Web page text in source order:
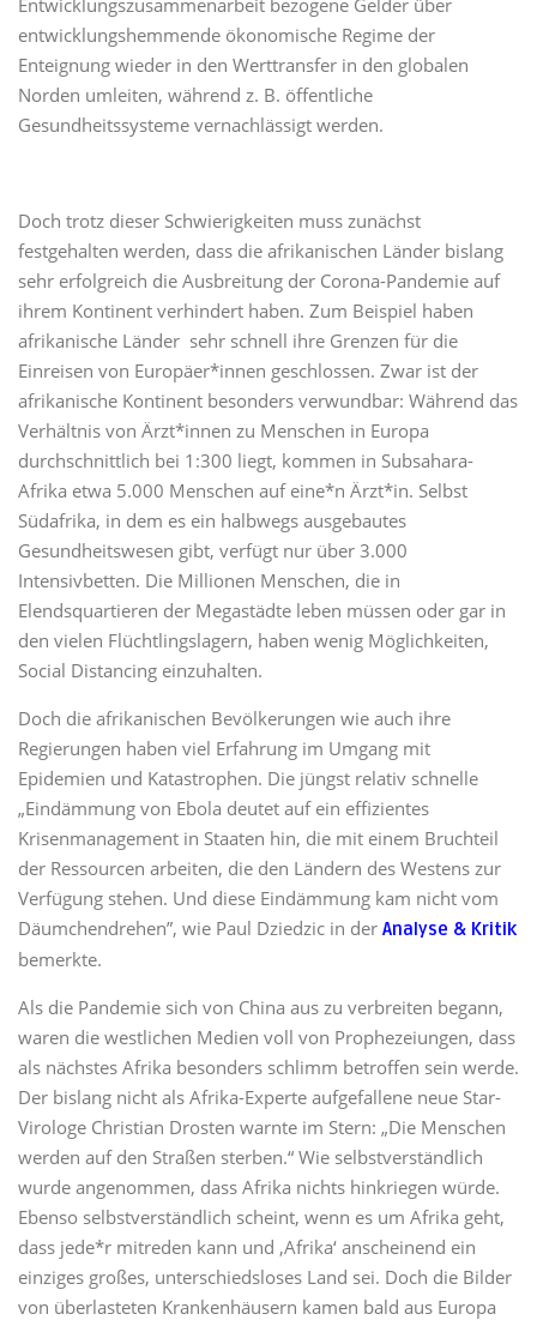
entwicklungshemmende ökonomische Regime der
Enteignung wieder in den Werttransfer in den globalen
Norden umleiten, während z. B. öffentliche
Gesundheitssysteme vernachlässigt werden.
Doch trotz dieser Schwierigkeiten muss zunächst
festgehalten werden, dass die afrikanischen Länder bislang
sehr erfolgreich die Ausbreitung der Corona-Pandemie auf
ihrem Kontinent verhindert haben. Zum Beispiel haben
afrikanische Länder sehr schnell ihre Grenzen für die
Einreisen von Europäer*innen geschlossen. Zwar ist der
afrikanische Kontinent besonders verwundbar: Während das
Verhältnis von Ärzt*innen zu Menschen in Europa
durchschnittlich bei 1:300 liegt, kommen in Subsahara-
Afrika etwa 5.000 Menschen auf eine*n Ärzt*in. Selbst
Südafrika, in dem es ein halbwegs ausgebautes
Gesundheitswesen gibt, verfügt nur über 3.000
Intensivbetten. Die Millionen Menschen, die in
Elendsquartieren der Megastädte leben müssen oder gar in
den vielen Flüchtlingslagern, haben wenig Möglichkeiten,
Social Distancing einzuhalten.
Doch die afrikanischen Bevölkerungen wie auch ihre
Regierungen haben viel Erfahrung im Umgang mit
Epidemien und Katastrophen. Die jüngst relativ schnelle
„Eindämmung von Ebola deutet auf ein effizientes
Krisenmanagement in Staaten hin, die mit einem Bruchteil
der Ressourcen arbeiten, die den Ländern des Westens zur
Verfügung stehen. Und diese Eindämmung kam nicht vom
Däumchendrehen”, wie Paul Dziedzic in der Analyse & Kritik
bemerkte.
Als die Pandemie sich von China aus zu verbreiten begann,
waren die westlichen Medien voll von Prophezeiungen, dass
als nächstes Afrika besonders schlimm betroffen sein werde.
Der bislang nicht als Afrika-Experte aufgefallene neue Star-
Virologe Christian Drosten warnte im Stern: „Die Menschen
werden auf den Straßen sterben.“ Wie selbstverständlich
wurde angenommen, dass Afrika nichts hinkriegen würde.
Ebenso selbstverständlich scheint, wenn es um Afrika geht,
dass jede*r mitreden kann und ‚Afrika‘ anscheinend ein
einziges großes, unterschiedsloses Land sei. Doch die Bilder
von überlasteten Krankenhäusern kamen bald aus Europa